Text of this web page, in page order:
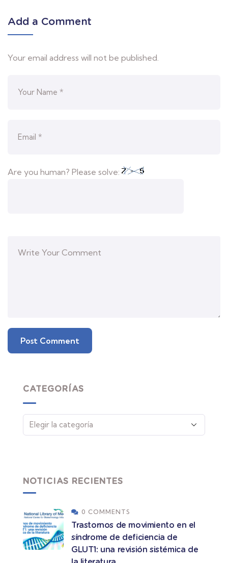
Add a Comment
Your email address will not be published.
Are you human? Please solve:
CATEGORÍAS
NOTICIAS RECIENTES
0 COMMENTS
Trastornos de movimiento en el
síndrome de deficiencia de
GLUT1: una revisión sistémica de